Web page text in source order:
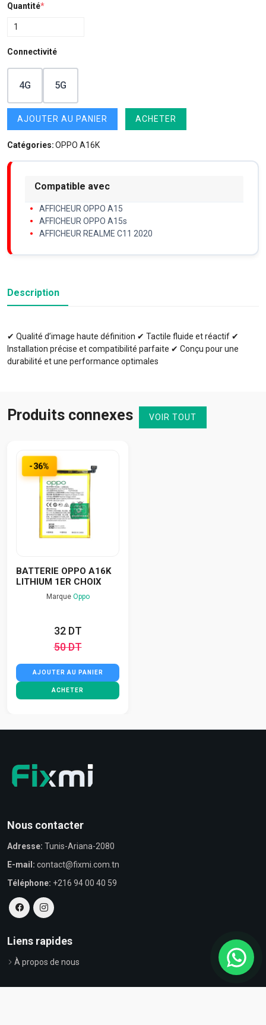
Quantité*
Connectivité
4G 5G
AJOUTER AU PANIER ACHETER
Catégories:OPPO A16K
Compatible avec
AFFICHEUR OPPO A15
AFFICHEUR OPPO A15s
AFFICHEUR REALME C11 2020
Description
✔ Qualité d’image haute définition ✔ Tactile fluide et réactif ✔
Installation précise et compatibilité parfaite ✔ Conçu pour une
durabilité et une performance optimales
Produits connexes VOIR TOUT
-36%
BATTERIE OPPO A16K
LITHIUM 1ER CHOIX
Marque Oppo
32 DT
50 DT
AJOUTER AU PANIER
ACHETER
Nous contacter
Adresse: Tunis-Ariana-2080
E-mail: contact@fixmi.com.tn
Téléphone: +216 94 00 40 59
Liens rapides
À propos de nous